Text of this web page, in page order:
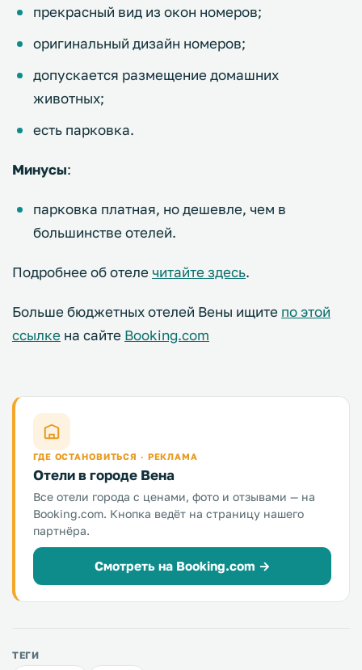
прекрасный вид из окон номеров;
оригинальный дизайн номеров;
допускается размещение домашних
животных;
есть парковка.
Минусы:
парковка платная, но дешевле, чем в
большинстве отелей.
Подробнее об отеле читайте здесь.
Больше бюджетных отелей Вены ищите по этой
ссылке на сайте Booking.com
ГДЕ ОСТАНОВИТЬСЯ · РЕКЛАМА
Отели в городе Вена
Все отели города с ценами, фото и отзывами — на
Booking.com. Кнопка ведёт на страницу нашего
партнёра.
Смотреть на Booking.com →
ТЕГИ